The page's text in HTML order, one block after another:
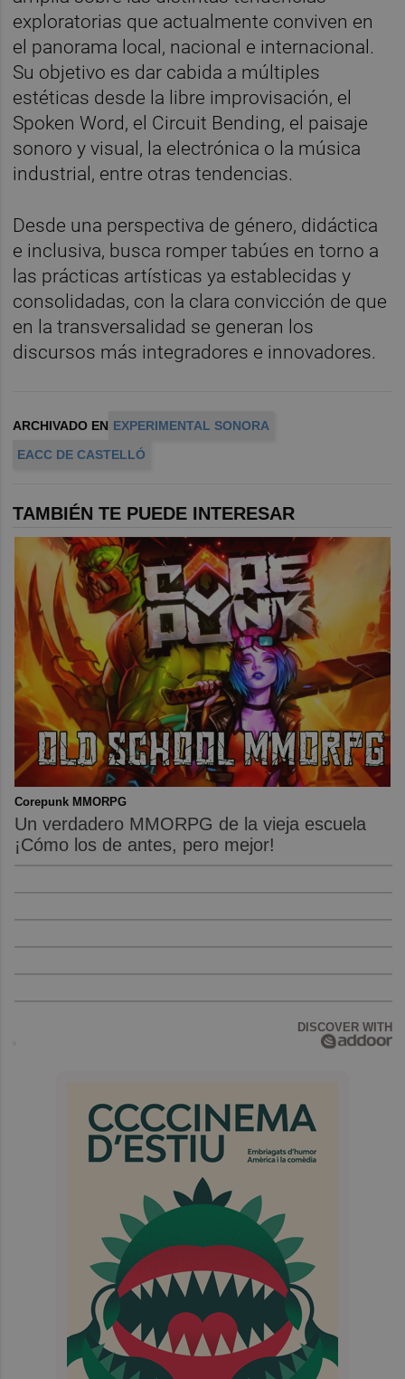
exploratorias que actualmente conviven en
el panorama local, nacional e internacional.
Su objetivo es dar cabida a múltiples
estéticas desde la libre improvisación, el
Spoken Word, el Circuit Bending, el paisaje
sonoro y visual, la electrónica o la música
industrial, entre otras tendencias.
Desde una perspectiva de género, didáctica
e inclusiva, busca romper tabúes en torno a
las prácticas artísticas ya establecidas y
consolidadas, con la clara convicción de que
en la transversalidad se generan los
discursos más integradores e innovadores.
ARCHIVADO EN EXPERIMENTAL SONORA
EACC DE CASTELLÓ
TAMBIÉN TE PUEDE INTERESAR
Corepunk MMORPG
Un verdadero MMORPG de la vieja escuela
¡Cómo los de antes, pero mejor!
DISCOVER WITH